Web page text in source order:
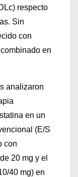
respecto
Sin
con
en
analizaron
en un
(E/S
con
20 mg y el
40 mg) en